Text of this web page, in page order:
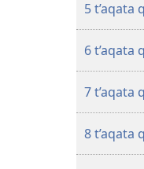
5 t’aqata
6 t’aqata
7 t’aqata
8 t’aqata